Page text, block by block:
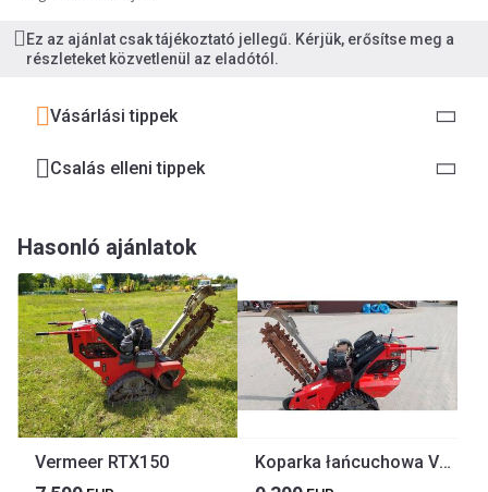
Ez az ajánlat csak tájékoztató jellegű. Kérjük, erősítse meg a
részleteket közvetlenül az eladótól.
Vásárlási tippek
Csalás elleni tippek
Hasonló ajánlatok
Vermeer RTX150 Koparka łańcuchowa Vermeer RTX150 2015